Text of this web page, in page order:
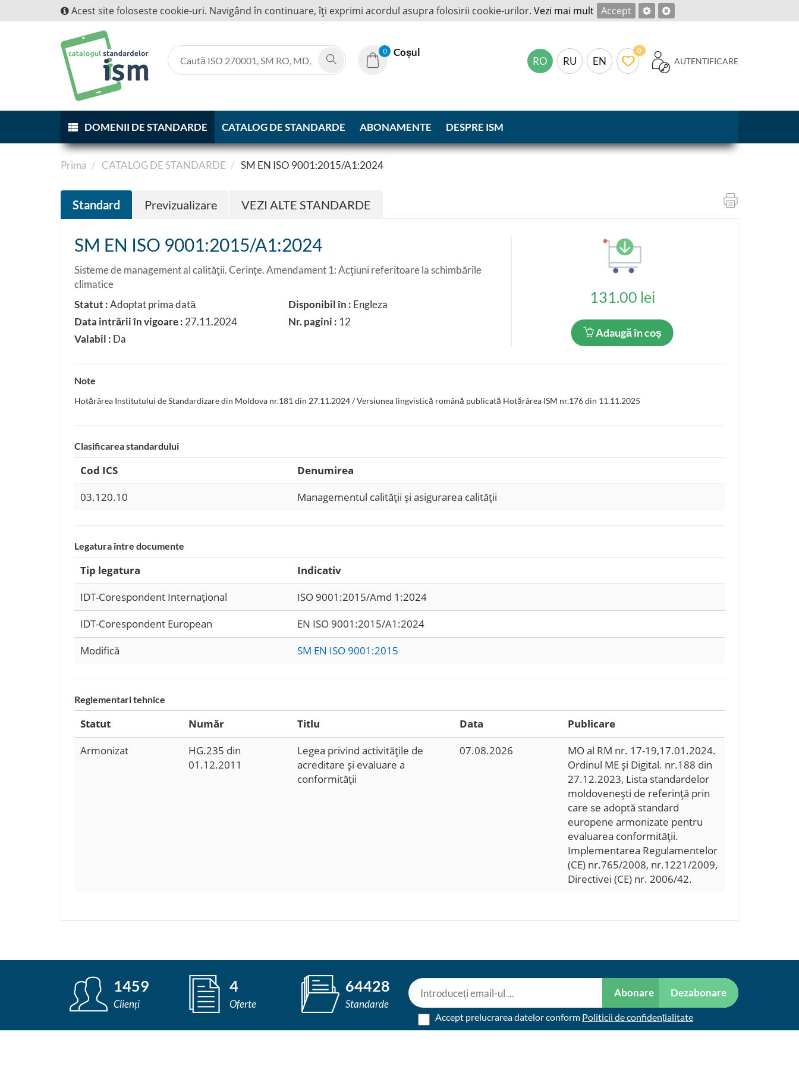
Acest site foloseste cookie-uri. Navigând în continuare, îţi exprimi acordul asupra folosirii cookie-urilor. Vezi mai mult Accept
0 Coșul
AUTENTIFICARE
RO RU EN
0
DOMENII DE STANDARDE CATALOG DE STANDARDE ABONAMENTE DESPRE ISM
Prima CATALOG DE STANDARDE SM EN ISO 9001:2015/A1:2024
Standard Previzualizare VEZI ALTE STANDARDE
SM EN ISO 9001:2015/A1:2024
Sisteme de management al calităţii. Cerinţe. Amendament 1: Acţiuni referitoare la schimbările
climatice
Statut :Adoptat prima dată
Data intrării în vigoare : 27.11.2024
Valabil : Da
Disponibil în : Engleza
Nr. pagini : 12
131.00 lei
Adaugă în coș
Note
Hotărârea Institutului de Standardizare din Moldova nr.181 din 27.11.2024 / Versiunea lingvistică română publicată Hotărârea ISM nr.176 din 11.11.2025
Clasificarea standardului
Cod ICS
Denumirea
03.120.10
Managementul calităţii şi asigurarea calităţii
Legatura între documente
Tip legatura
Indicativ
IDT-Corespondent Internaţional
ISO 9001:2015/Amd 1:2024
IDT-Corespondent European
EN ISO 9001:2015/A1:2024
Modifică
SM EN ISO 9001:2015
Reglementari tehnice
Statut Număr Titlu Data
Publicare
Armonizat
HG.235 din
01.12.2011
Legea privind activităţile de
acreditare şi evaluare a
conformităţii
07.08.2026
MO al RM nr. 17-19,17.01.2024.
Ordinul ME şi Digital. nr.188 din
27.12.2023, Lista standardelor
moldoveneşti de referinţă prin
care se adoptă standard
europene armonizate pentru
evaluarea conformităţii.
Implementarea Regulamentelor
(CE) nr.765/2008, nr.1221/2009,
Directivei (CE) nr. 2006/42.
1459
Clienți
4
Oferte
64428
Standarde
Abonare Dezabonare
Accept prelucrarea datelor conform Politicii de confidențialitate